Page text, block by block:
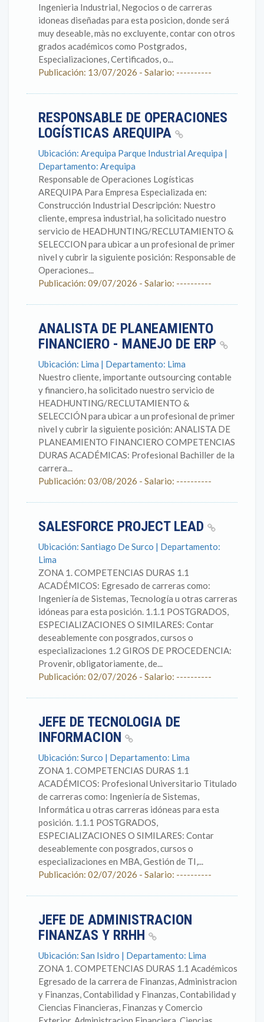
Ingenieria Industrial, Negocios o de carreras
idoneas diseñadas para esta posicion, donde será
muy deseable, màs no excluyente, contar con otros
grados académicos como Postgrados,
Especializaciones, Certificados, o...
Publicación: 13/07/2026 - Salario: ----------
RESPONSABLE DE OPERACIONES
LOGÍSTICAS AREQUIPA
Ubicación: Arequipa Parque Industrial Arequipa |
Departamento: Arequipa
Responsable de Operaciones Logísticas
AREQUIPA Para Empresa Especializada en:
Construcción Industrial Descripción: Nuestro
cliente, empresa industrial, ha solicitado nuestro
servicio de HEADHUNTING/RECLUTAMIENTO &
SELECCION para ubicar a un profesional de primer
nivel y cubrir la siguiente posición: Responsable de
Operaciones...
Publicación: 09/07/2026 - Salario: ----------
ANALISTA DE PLANEAMIENTO
FINANCIERO - MANEJO DE ERP
Ubicación: Lima | Departamento: Lima
Nuestro cliente, importante outsourcing contable
y financiero, ha solicitado nuestro servicio de
HEADHUNTING/RECLUTAMIENTO &
SELECCIÓN para ubicar a un profesional de primer
nivel y cubrir la siguiente posición: ANALISTA DE
PLANEAMIENTO FINANCIERO COMPETENCIAS
DURAS ACADÉMICAS: Profesional Bachiller de la
carrera...
Publicación: 03/08/2026 - Salario: ----------
SALESFORCE PROJECT LEAD
Ubicación: Santiago De Surco | Departamento:
Lima
ZONA 1. COMPETENCIAS DURAS 1.1
ACADÉMICOS: Egresado de carreras como:
Ingeniería de Sistemas, Tecnología u otras carreras
idóneas para esta posición. 1.1.1 POSTGRADOS,
ESPECIALIZACIONES O SIMILARES: Contar
deseablemente con posgrados, cursos o
especializaciones 1.2 GIROS DE PROCEDENCIA:
Provenir, obligatoriamente, de...
Publicación: 02/07/2026 - Salario: ----------
JEFE DE TECNOLOGIA DE
INFORMACION
Ubicación: Surco | Departamento: Lima
ZONA 1. COMPETENCIAS DURAS 1.1
ACADÉMICOS: Profesional Universitario Titulado
de carreras como: Ingeniería de Sistemas,
Informática u otras carreras idóneas para esta
posición. 1.1.1 POSTGRADOS,
ESPECIALIZACIONES O SIMILARES: Contar
deseablemente con posgrados, cursos o
especializaciones en MBA, Gestión de TI,...
Publicación: 02/07/2026 - Salario: ----------
JEFE DE ADMINISTRACION
FINANZAS Y RRHH
Ubicación: San Isidro | Departamento: Lima
ZONA 1. COMPETENCIAS DURAS 1.1 Académicos
Egresado de la carrera de Finanzas, Administracion
y Finanzas, Contabilidad y Finanzas, Contabilidad y
Ciencias Financieras, Finanzas y Comercio